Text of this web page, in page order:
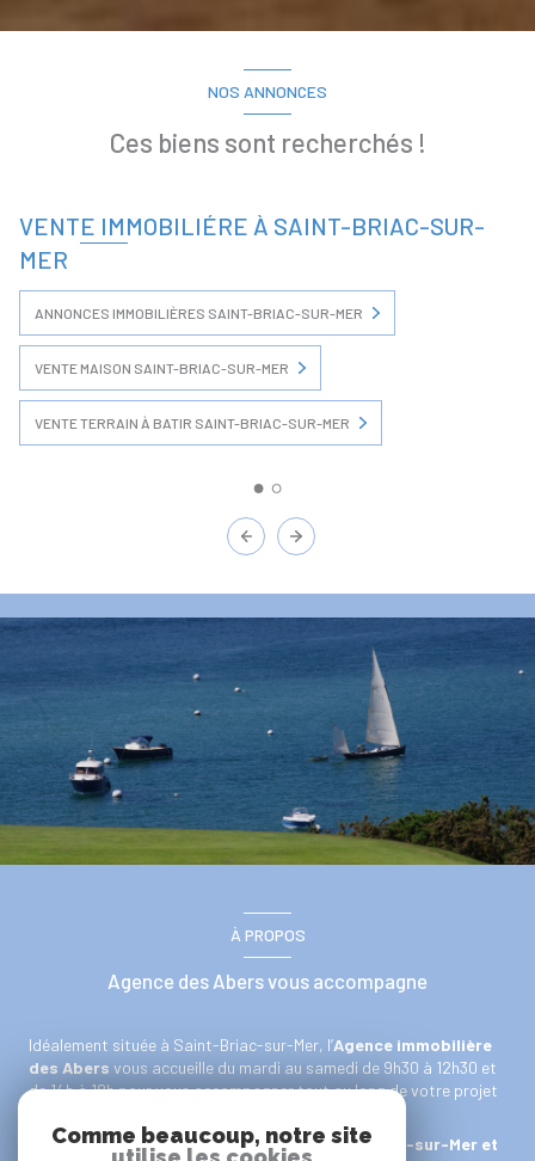
NOS ANNONCES
Ces biens sont recherchés !
VENTE IMMOBILIÉRE À SAINT-BRIAC-SUR-
MER
ANNONCES IMMOBILIÈRES SAINT-BRIAC-SUR-MER
VENTE MAISON SAINT-BRIAC-SUR-MER
VENTE TERRAIN À BATIR SAINT-BRIAC-SUR-MER
À PROPOS
Agence des Abers vous accompagne
Idéalement située à Saint-Briac-sur-Mer, l’Agence immobilière
des Abers vous accueille du mardi au samedi de 9h30 à 12h30 et
de 14h à 18h pour vous accompagner tout au long de votre projet
Vous souhaitezacheter une maison à Saint-Briac-sur-Mer et
Comme beaucoup, notre site